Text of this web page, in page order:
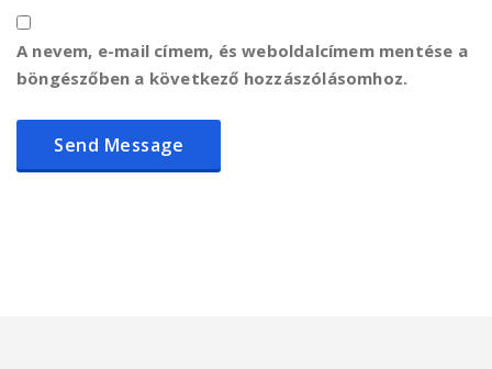
A nevem, e-mail címem, és weboldalcímem mentése a
böngészőben a következő hozzászólásomhoz.